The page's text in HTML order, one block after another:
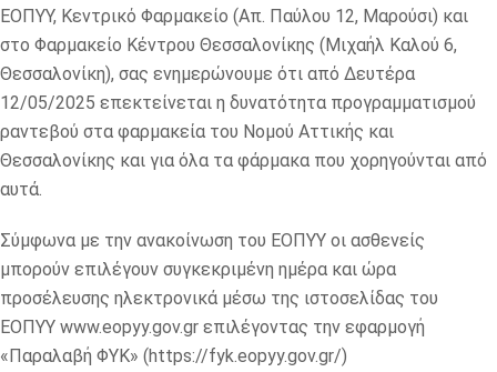
ΕΟΠΥΥ, Κεντρικό Φαρμακείο (Απ. Παύλου 12, Μαρούσι) και
στο Φαρμακείο Κέντρου Θεσσαλονίκης (Μιχαήλ Καλού 6,
Θεσσαλονίκη), σας ενημερώνουμε ότι από Δευτέρα
12/05/2025 επεκτείνεται η δυνατότητα προγραμματισμού
ραντεβού στα φαρμακεία του Νομού Αττικής και
Θεσσαλονίκης και για όλα τα φάρμακα που χορηγούνται από
αυτά.
Σύμφωνα με την ανακοίνωση του ΕΟΠΥΥ οι ασθενείς
μπορούν επιλέγουν συγκεκριμένη ημέρα και ώρα
προσέλευσης ηλεκτρονικά μέσω της ιστοσελίδας του
ΕΟΠΥΥ www.eopyy.gov.gr επιλέγοντας την εφαρμογή
«Παραλαβή ΦΥΚ» (https://fyk.eopyy.gov.gr/)